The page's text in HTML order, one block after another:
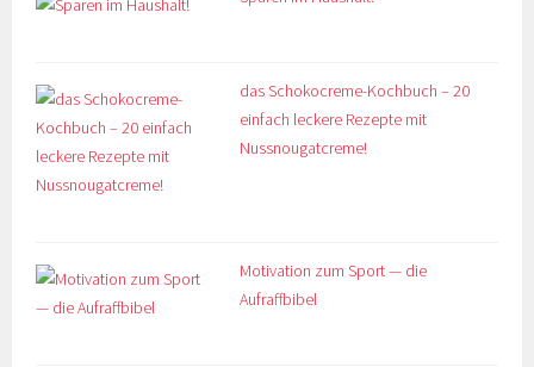
das Schokocreme-Kochbuch – 20
einfach leckere Rezepte mit
Nussnougatcreme!
Motivation zum Sport — die
Aufraffbibel